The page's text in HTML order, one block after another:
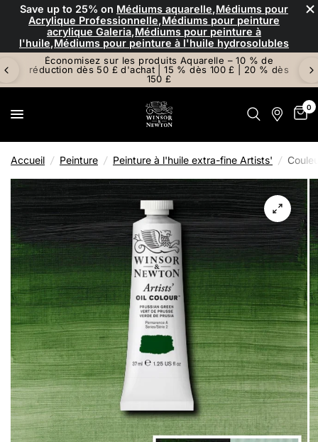
×
Save up to 25% on Médiums aquarelle,Médiums pour
Acrylique Professionnelle,Médiums pour peinture
acrylique Galeria,Médiums pour peinture à
l'huile,Médiums pour peinture à l'huile hydrosolubles
Économisez sur les produits Aquarelle – 10 % de
réduction dès 50 £ d'achat | 15 % dès 100 £ | 20 % dès
150 £
0
Accueil / Peinture / Peinture à l'huile extra-fine Artists' /